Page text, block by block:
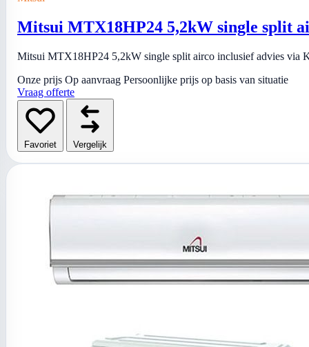
Mitsui MTX18HP24 5,2kW single split
Mitsui MTX18HP24 5,2kW single split airco inclusief advies via
Onze prijs Op aanvraag Persoonlijke prijs op basis van situatie
Vraag offerte
Favoriet Vergelijk